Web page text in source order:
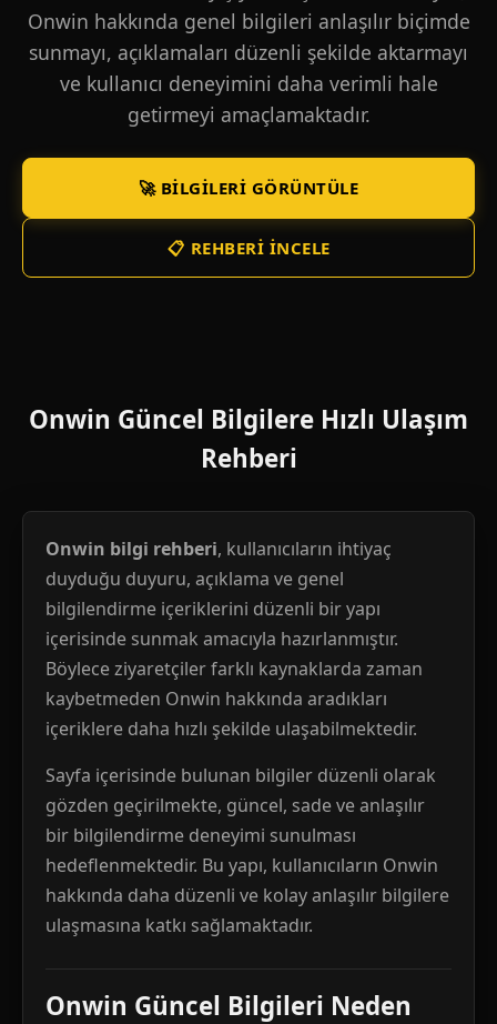
Onwin hakkında genel bilgileri anlaşılır biçimde
sunmayı, açıklamaları düzenli şekilde aktarmayı
ve kullanıcı deneyimini daha verimli hale
getirmeyi amaçlamaktadır.
🚀 BILGILERI GÖRÜNTÜLE
📋 REHBERI İNCELE
Onwin Güncel Bilgilere Hızlı Ulaşım
Rehberi
Onwin bilgi rehberi, kullanıcıların ihtiyaç
duyduğu duyuru, açıklama ve genel
bilgilendirme içeriklerini düzenli bir yapı
içerisinde sunmak amacıyla hazırlanmıştır.
Böylece ziyaretçiler farklı kaynaklarda zaman
kaybetmeden Onwin hakkında aradıkları
içeriklere daha hızlı şekilde ulaşabilmektedir.
Sayfa içerisinde bulunan bilgiler düzenli olarak
gözden geçirilmekte, güncel, sade ve anlaşılır
bir bilgilendirme deneyimi sunulması
hedeflenmektedir. Bu yapı, kullanıcıların Onwin
hakkında daha düzenli ve kolay anlaşılır bilgilere
ulaşmasına katkı sağlamaktadır.
Onwin Güncel Bilgileri Neden